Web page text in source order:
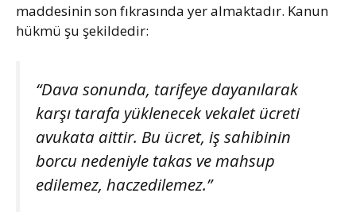
maddesinin son fıkrasında yer almaktadır. Kanun
hükmü şu şekildedir:
“Dava sonunda, tarifeye dayanılarak
karşı tarafa yüklenecek vekalet ücreti
avukata aittir. Bu ücret, iş sahibinin
borcu nedeniyle takas ve mahsup
edilemez, haczedilemez.”